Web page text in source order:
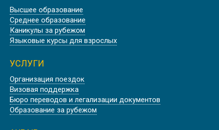
ПРОФЕССИОНАЛЬНЫЙ
АНГЛИЙСКИЙ ДЛЯ
АВИАЦИОННЫХ СПЕЦИАЛИСТОВ
В АНГЛИИ, ДЕВОН
КУРСЫ АНГЛИЙСКОГО ЯЗЫКА В
США, НЬЮ ЙОРК | EMBASSY
Высшее образование
Среднее образование
Каникулы за рубежом
Языковые курсы для взрослых
УСЛУГИ
Организация поездок
Визовая поддержка
Бюро переводов и легализации документов
Образование за рубежом